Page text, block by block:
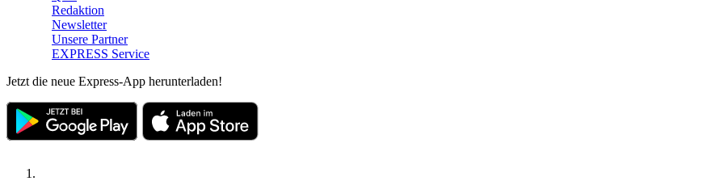
Redaktion
Newsletter
Unsere Partner
EXPRESS Service
Jetzt die neue Express-App herunterladen!